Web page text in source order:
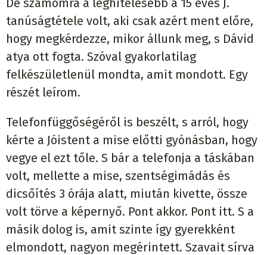
De számomra a leghitelesebb a 15 éves J.
tanúságtétele volt, aki csak azért ment előre,
hogy megkérdezze, mikor állunk meg, s Dávid
atya ott fogta. Szóval gyakorlatilag
felkészületlenül mondta, amit mondott. Egy
részét leírom.
Telefonfüggőségéről is beszélt, s arról, hogy
kérte a Jóistent a mise előtti gyónásban, hogy
vegye el ezt tőle. S bár a telefonja a táskában
volt, mellette a mise, szentségimádás és
dicsőítés 3 órája alatt, miután kivette, össze
volt törve a képernyő. Pont akkor. Pont itt. S a
másik dolog is, amit szinte így gyerekként
elmondott, nagyon megérintett. Szavait sírva